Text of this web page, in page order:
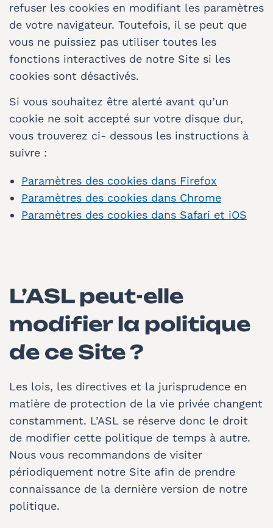
refuser les cookies en modifiant les paramètres
de votre navigateur. Toutefois, il se peut que
vous ne puissiez pas utiliser toutes les
fonctions interactives de notre Site si les
cookies sont désactivés.
Si vous souhaitez être alerté avant qu’un
cookie ne soit accepté sur votre disque dur,
vous trouverez ci- dessous les instructions à
suivre :
Paramètres des cookies dans Firefox
Paramètres des cookies dans Chrome
Paramètres des cookies dans Safari et iOS
L’ASL peut-elle
modifier la politique
de ce Site ?
Les lois, les directives et la jurisprudence en
matière de protection de la vie privée changent
constamment. L’ASL se réserve donc le droit
de modifier cette politique de temps à autre.
Nous vous recommandons de visiter
périodiquement notre Site afin de prendre
connaissance de la dernière version de notre
politique.